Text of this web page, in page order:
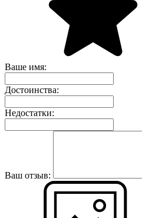
Ваше имя:
Достоинства:
Недостатки:
Ваш отзыв: